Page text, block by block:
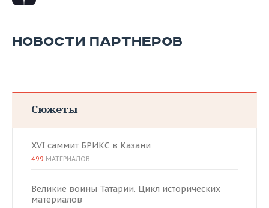
НОВОСТИ ПАРТНЕРОВ
Сюжеты
XVI саммит БРИКС в Казани
499 МАТЕРИАЛОВ
Великие воины Татарии. Цикл исторических
материалов